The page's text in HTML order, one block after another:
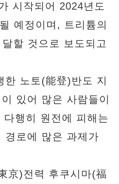
시작되어 2024년도
예정이며, 트리튬의
할 것으로 보도되고
노토(能登)반도 지
있어 많은 사람들이
행히 원전에 피해는
경로에 많은 과제가
京)전력 후쿠시마(福